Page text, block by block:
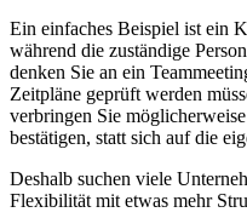
Ein einfaches Beispiel ist ein
während die zuständige
denken Sie an ein
Zeitpläne geprüft werden
verbringen Sie
bestätigen, statt sich auf die
Deshalb suchen viele
Flexibilität mit etwas mehr